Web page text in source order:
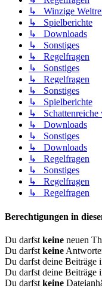
↳ Winzige
↳ Spielberichte
↳ Downloads
↳ Sonstiges
↳ Regelfragen
↳ Sonstiges
↳ Regelfragen
↳ Sonstiges
↳ Spielberichte
↳ Schattenreiche
↳ Downloads
↳ Sonstiges
↳ Downloads
↳ Regelfragen
↳ Sonstiges
↳ Regelfragen
↳ Regelfragen
Berechtigungen in
Du darfst keine neuen
Du darfst keine
Du darfst deine Beiträge
Du darfst deine Beiträge
Du darfst keine